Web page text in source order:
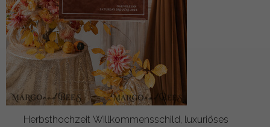
Herbsthochzeit Willkommensschild, luxuriöses